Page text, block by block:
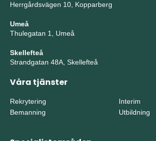
Herrgårdsvägen 10, Kopparberg
Umeå
Thulegatan 1, Umeå
Skellefteå
Strandgatan 48A, Skellefteå
Våra tjänster
Rekrytering
Bemanning
Interim
Utbildning